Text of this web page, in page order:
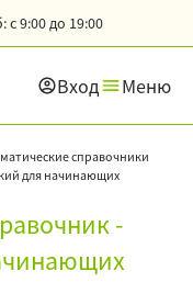
с 9:00 до 19:00
Вход Меню
справочники
для начинающих
-